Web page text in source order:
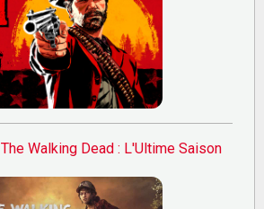
The Walking Dead : L'Ultime Saison